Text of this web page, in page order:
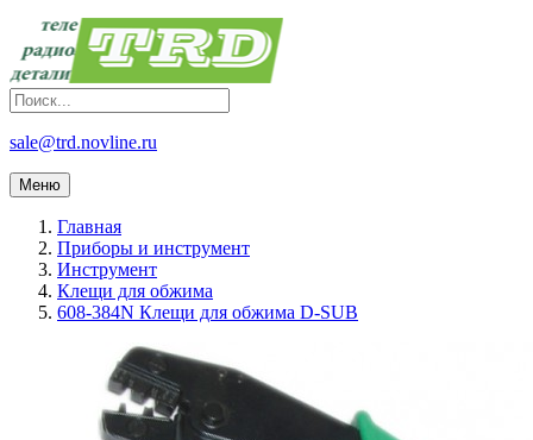
sale@trd.novline.ru
Меню
Главная
Приборы и инструмент
Инструмент
Клещи для обжима
608-384N Клещи для обжима D-SUB